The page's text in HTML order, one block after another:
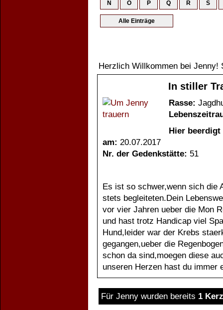
Herzlich Willkommen bei
In stiller
Rasse:
Hier
am: 20.07.2017
Nr. der Gedenkstätte: 51
Es ist so schwer,wenn sich die
stets begleiteten.Dein
vor vier Jahren ueber die Mon
und hast trotz Handicap viel
Hund,leider war der Krebs
gegangen,ueber die
schon da sind,moegen diese
unseren Herzen hast du immer
Für Jenny wurden bereits 1